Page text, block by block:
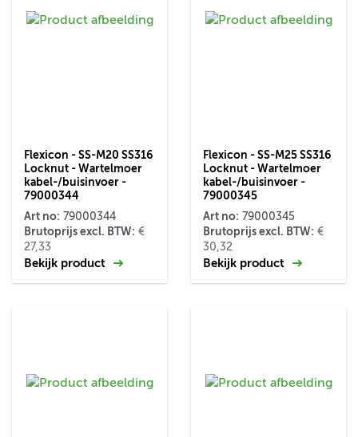
Flexicon - SS-M20 SS316
Locknut - Wartelmoer
kabel-/buisinvoer -
79000344
Art no: 79000344
Brutoprijs excl. BTW: €
27,33
Bekijk product
Flexicon - SS-M25 SS316
Locknut - Wartelmoer
kabel-/buisinvoer -
79000345
Art no: 79000345
Brutoprijs excl. BTW: €
30,32
Bekijk product